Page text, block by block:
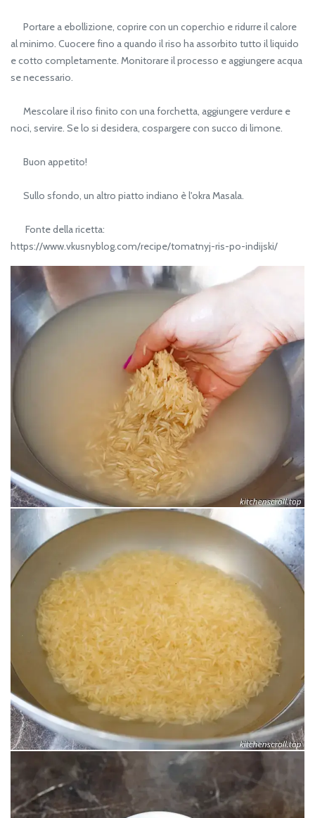
Portare a ebollizione, coprire con un coperchio e ridurre il calore
al minimo. Cuocere fino a quando il riso ha assorbito tutto il liquido
e cotto completamente. Monitorare il processo e aggiungere acqua
se necessario.
Mescolare il riso finito con una forchetta, aggiungere verdure e
noci, servire. Se lo si desidera, cospargere con succo di limone.
Buon appetito!
Sullo sfondo, un altro piatto indiano è l'okra Masala.
Fonte della ricetta:
https://www.vkusnyblog.com/recipe/tomatnyj-ris-po-indijski/